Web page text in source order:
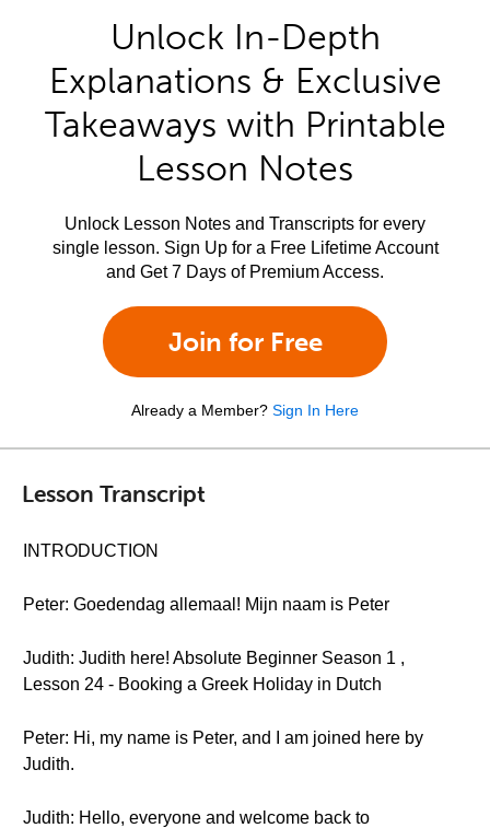
Unlock In-Depth
Explanations & Exclusive
Takeaways with Printable
Lesson Notes
Unlock Lesson Notes and Transcripts for every
single lesson. Sign Up for a Free Lifetime Account
and Get 7 Days of Premium Access.
Join for Free
Already a Member? Sign In Here
Lesson Transcript
INTRODUCTION
Peter: Goedendag allemaal! Mijn naam is Peter
Judith: Judith here! Absolute Beginner Season 1 ,
Lesson 24 - Booking a Greek Holiday in Dutch
Peter: Hi, my name is Peter, and I am joined here by
Judith.
Judith: Hello, everyone and welcome back to